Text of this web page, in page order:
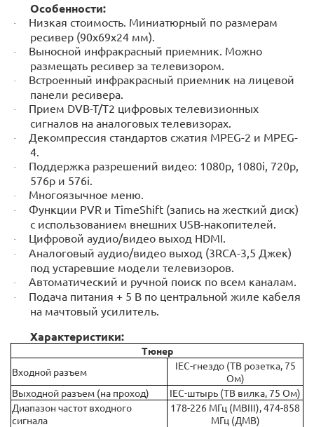
Особенности:
·
Низкая стоимость. Миниатюрный по размерам
ресивер (90х69х24 мм).
·
Выносной инфракрасный приемник. Можно
размещать ресивер за телевизором.
·
Встроенный инфракрасный приемник на лицевой
панели ресивера.
·
Прием DVB-T/T2 цифровых телевизионных
сигналов на аналоговых телевизорах.
·
Декомпрессия стандартов сжатия MPEG-2 и MPEG-
4.
·
Поддержка разрешений видео: 1080р, 1080i, 720р,
576р и 576i.
· Многоязычное меню.
·
Функции PVR и TimeShift (запись на жесткий диск)
с использованием внешних USB-накопителей.
· Цифровой аудио/видео выход HDMI.
·
Аналоговый аудио/видео выход (3RCA-3,5 Джек)
под устаревшие модели телевизоров.
· Автоматический и ручной поиск по всем каналам.
·
Подача питания + 5 В по центральной жиле кабеля
на мачтовый усилитель.
Характеристики:
Тюнер
Входной разъем
IEC-гнездо (ТВ розетка, 75
Ом)
Выходной разъем (на проход)
IEC-штырь (ТВ вилка, 75 Ом)
Диапазон частот входного
сигнала
178-226 МГц (МВIII), 474-858
МГц (ДМВ)